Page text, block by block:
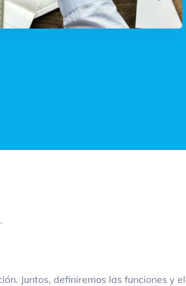
Juntos, definiremos las funciones y